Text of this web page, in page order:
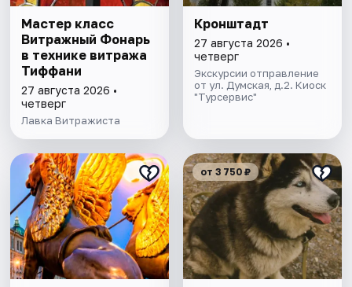
Мастер класс
Витражный Фонарь
в технике витража
Тиффани
27 августа 2026 •
четверг
Лавка Витражиста
Кронштадт
27 августа 2026 •
четверг
Экскурсии отправление
от ул. Думская, д.2. Киоск
"Турсервис"
от 3 750 ₽